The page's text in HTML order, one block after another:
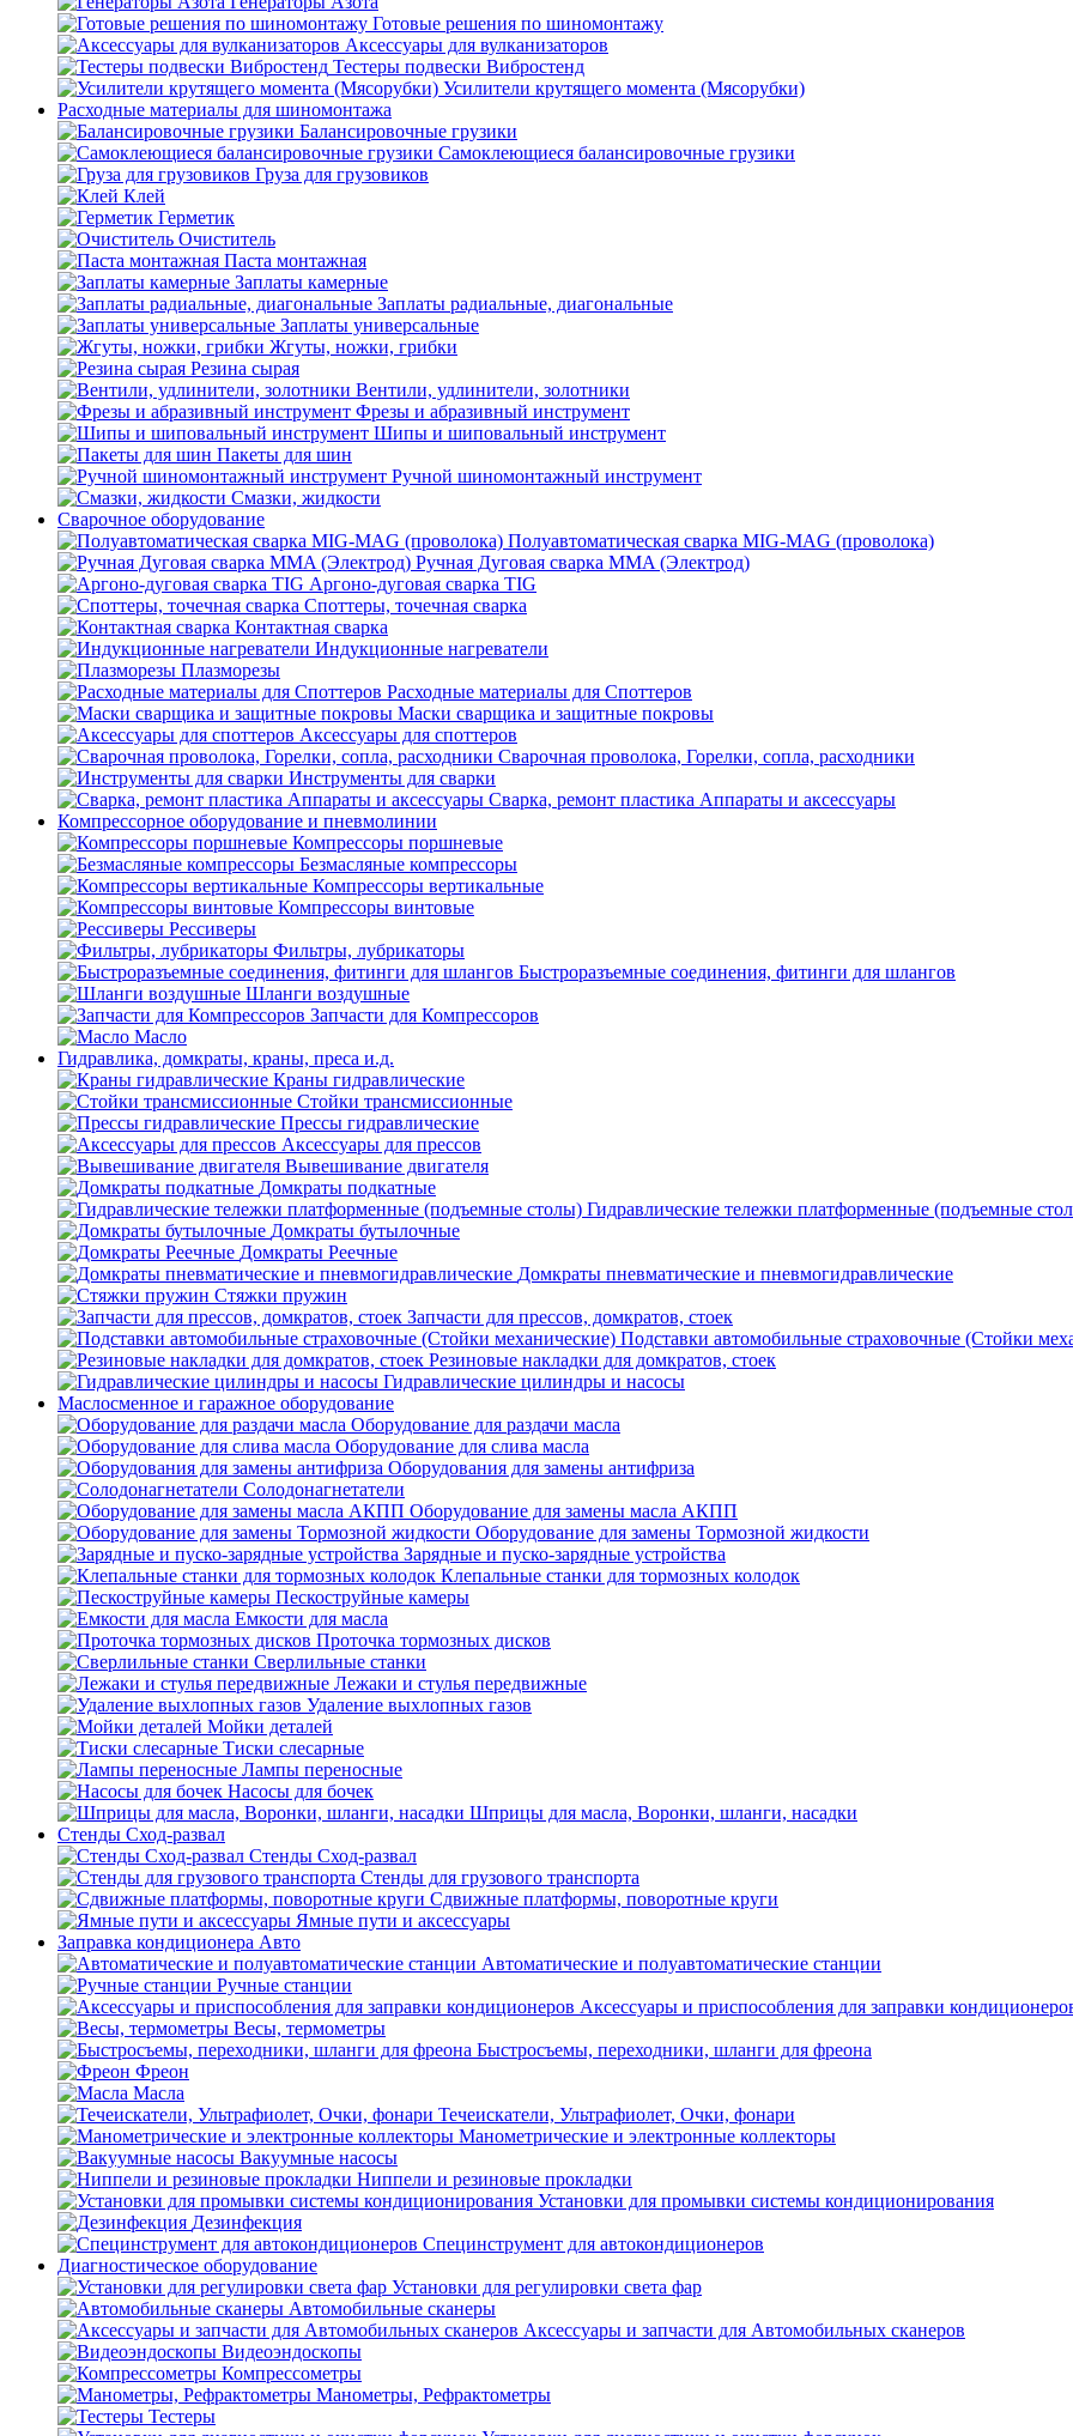
Готовые решения по шиномонтажу
Аксессуары для вулканизаторов
Тестеры подвески Вибростенд
Усилители крутящего момента (Мясорубки)
Расходные материалы для шиномонтажа
Балансировочные грузики
Самоклеющиеся балансировочные грузики
Груза для грузовиков
Клей
Герметик
Очиститель
Паста монтажная
Заплаты камерные
Заплаты радиальные, диагональные
Заплаты универсальные
Жгуты, ножки, грибки
Резина сырая
Вентили, удлинители, золотники
Фрезы и абразивный инструмент
Шипы и шиповальный инструмент
Пакеты для шин
Ручной шиномонтажный инструмент
Смазки, жидкости
Сварочное оборудование
Полуавтоматическая сварка MIG-MAG (проволока)
Ручная Дуговая сварка MMA (Электрод)
Аргоно-дуговая сварка TIG
Споттеры, точечная сварка
Контактная сварка
Индукционные нагреватели
Плазморезы
Расходные материалы для Споттеров
Маски сварщика и защитные покровы
Аксессуары для споттеров
Сварочная проволока, Горелки, сопла, расходники
Инструменты для сварки
Сварка, ремонт пластика Аппараты и аксессуары
Компрессорное оборудование и пневмолинии
Компрессоры поршневые
Безмасляные компрессоры
Компрессоры вертикальные
Компрессоры винтовые
Рессиверы
Фильтры, лубрикаторы
Быстроразъемные соединения, фитинги для шлангов
Шланги воздушные
Запчасти для Компрессоров
Масло
Гидравлика, домкраты, краны, преса и.д.
Краны гидравлические
Стойки трансмиссионные
Прессы гидравлические
Аксессуары для прессов
Вывешивание двигателя
Домкраты подкатные
Гидравлические тележки платформенные (подъемные
Домкраты бутылочные
Домкраты Реечные
Домкраты пневматические и пневмогидравлические
Стяжки пружин
Запчасти для прессов, домкратов, стоек
Подставки автомобильные страховочные (Стойки
Резиновые накладки для домкратов, стоек
Гидравлические цилиндры и насосы
Маслосменное и гаражное оборудование
Оборудование для раздачи масла
Оборудование для слива масла
Оборудования для замены антифриза
Солодонагнетатели
Оборудование для замены масла АКПП
Оборудование для замены Тормозной жидкости
Зарядные и пуско-зарядные устройства
Клепальные станки для тормозных колодок
Пескоструйные камеры
Емкости для масла
Проточка тормозных дисков
Сверлильные станки
Лежаки и стулья передвижные
Удаление выхлопных газов
Мойки деталей
Тиски слесарные
Лампы переносные
Насосы для бочек
Шприцы для масла, Воронки, шланги, насадки
Стенды Сход-развал
Стенды Сход-развал
Стенды для грузового транспорта
Сдвижные платформы, поворотные круги
Ямные пути и аксессуары
Заправка кондиционера Авто
Автоматические и полуавтоматические станции
Ручные станции
Аксессуары и приспособления для заправки
Весы, термометры
Быстросъемы, переходники, шланги для фреона
Фреон
Масла
Течеискатели, Ультрафиолет, Очки, фонари
Манометрические и электронные коллекторы
Вакуумные насосы
Ниппели и резиновые прокладки
Установки для промывки системы кондиционирования
Дезинфекция
Специнструмент для автокондиционеров
Диагностическое оборудование
Установки для регулировки света фар
Автомобильные сканеры
Аксессуары и запчасти для Автомобильных сканеров
Видеоэндоскопы
Компрессометры
Манометры, Рефрактометры
Тестеры